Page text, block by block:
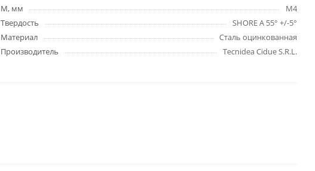
M, мм
M4
Твердость
SHORE A 55° +/-5°
Материал
Сталь оцинкованная
Производитель
Tecnidea Cidue S.R.L.